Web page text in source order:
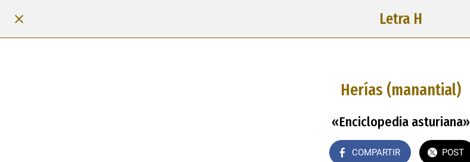
Letra H
Herías (manantial)
«Enciclopedia asturiana»
COMPARTIR POST